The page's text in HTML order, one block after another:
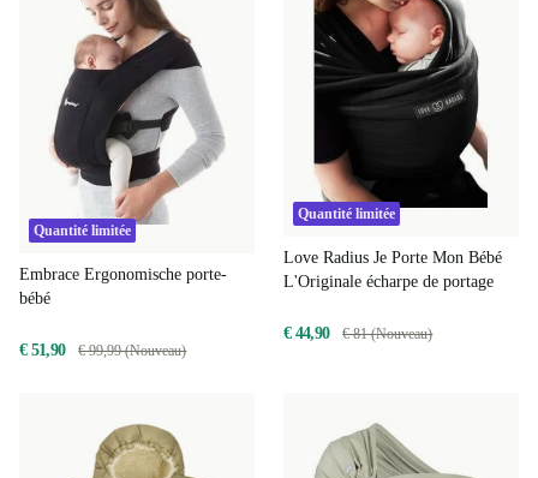
Quantité limitée
Embrace Ergonomische porte-
bébé
€ 51,90 € 99,99 (Nouveau)
Quantité limitée
Love Radius Je Porte Mon Bébé
L'Originale écharpe de portage
€ 44,90 € 81 (Nouveau)